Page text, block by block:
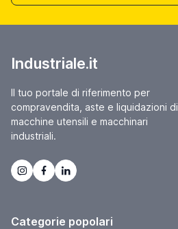
Industriale.it
Il tuo portale di riferimento per
compravendita, aste e liquidazioni di
macchine utensili e macchinari
industriali.
Categorie popolari